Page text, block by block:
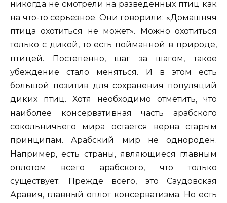
никогда не смотрели на разведенных птиц как
на что-то серьезное. Они говорили: «Домашняя
птица охотиться не может». Можно охотиться
только с дикой, то есть пойманной в природе,
птицей. Постепенно, шаг за шагом, такое
убеждение стало меняться. И в этом есть
большой позитив для сохранения популяций
диких птиц. Хотя необходимо отметить, что
наиболее консервативная часть арабского
сокольничьего мира остается верна старым
принципам. Арабский мир не однороден.
Например, есть страны, являющиеся главным
оплотом всего арабского, что только
существует. Прежде всего, это Саудовская
Аравия, главный оплот консерватизма. Но есть